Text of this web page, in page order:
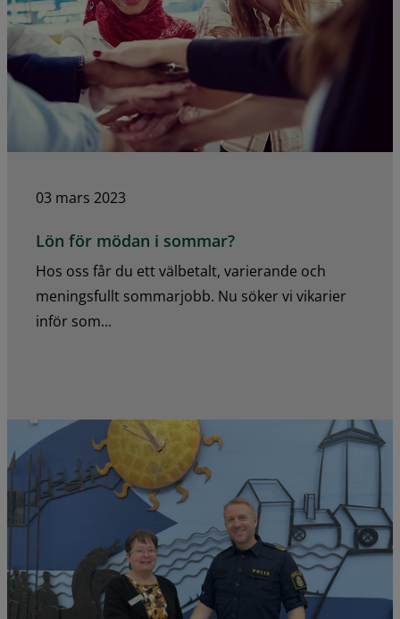
03 mars 2023
Lön för mödan i sommar?
Hos oss får du ett välbetalt, varierande och
meningsfullt sommarjobb. Nu söker vi vikarier
inför som...